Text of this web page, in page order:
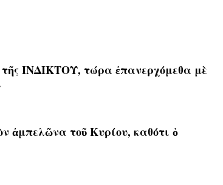
ΙΝΔΙΚΤΟΥ, τώρα ἐπανερχόμεθα μὲ
ἀμπελῶνα τοῦ Κυρίου, καθότι ὁ